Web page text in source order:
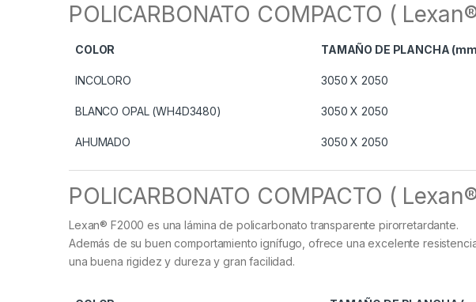
POLICARBONATO COMPACTO (
COLOR TAMAÑO DE PLANCHA
INCOLORO 3050 X 2050
BLANCO OPAL (WH4D3480) 3050 X 2050
AHUMADO 3050 X 2050
POLICARBONATO COMPACTO (
Lexan® F2000 es una lámina de policarbonato transparente pirorretardante.
Además de su buen comportamiento ignífugo, ofrece una excelente
una buena rigidez y dureza y gran facilidad.